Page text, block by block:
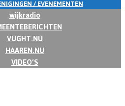
/ EVENEMENTEN
wijkradio
VUGHT.NU
HAAREN.NU
VIDEO’S